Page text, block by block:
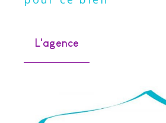
L'agence